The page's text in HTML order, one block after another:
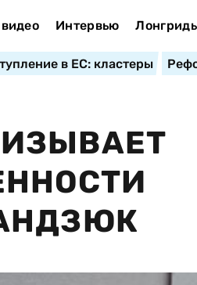
Интервью
в ЕС: кластеры